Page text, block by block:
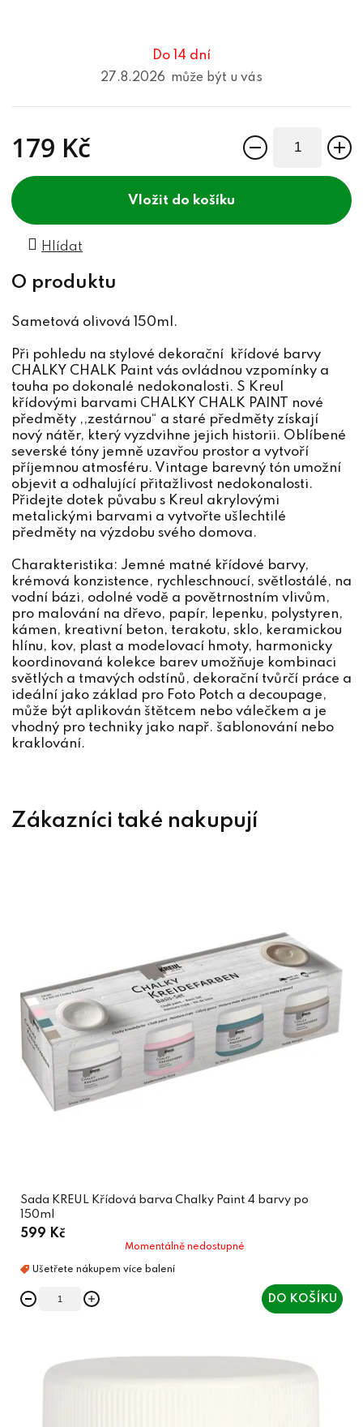
Do 14 dní
27.8.2026
179 Kč
do košíku
Hlídat
Sametová olivová 150ml.
Při pohledu na stylové dekorační křídové barvy
CHALKY CHALK Paint vás ovládnou vzpomínky a
touha po dokonalé nedokonalosti. S Kreul
křídovými barvami CHALKY CHALK PAINT nové
předměty ,,zestárnou“ a staré předměty získají
nový nátěr, který vyzdvihne jejich historii. Oblíbené
severské tóny jemně uzavřou prostor a vytvoří
příjemnou atmosféru. Vintage barevný tón umožní
objevit a odhalující přitažlivost nedokonalosti.
Přidejte dotek půvabu s Kreul akrylovými
metalickými barvami a vytvořte ušlechtilé
předměty na výzdobu svého domova.
Charakteristika: Jemné matné křídové barvy,
krémová konzistence, rychleschnoucí, světlostálé, na
vodní bázi, odolné vodě a povětrnostním vlivům,
pro malování na dřevo, papír, lepenku, polystyren,
kámen, kreativní beton, terakotu, sklo, keramickou
hlínu, kov, plast a modelovací hmoty, harmonicky
koordinovaná kolekce barev umožňuje kombinaci
světlých a tmavých odstínů, dekorační tvůrčí práce a
ideální jako základ pro Foto Potch a decoupage,
může být aplikován štětcem nebo válečkem a je
vhodný pro techniky jako např. šablonování nebo
kraklování.
Sada KREUL Křídová barva Chalky Paint 4 barvy po
150ml
599 Kč
Momentálně nedostupné
DO KOŠÍKU